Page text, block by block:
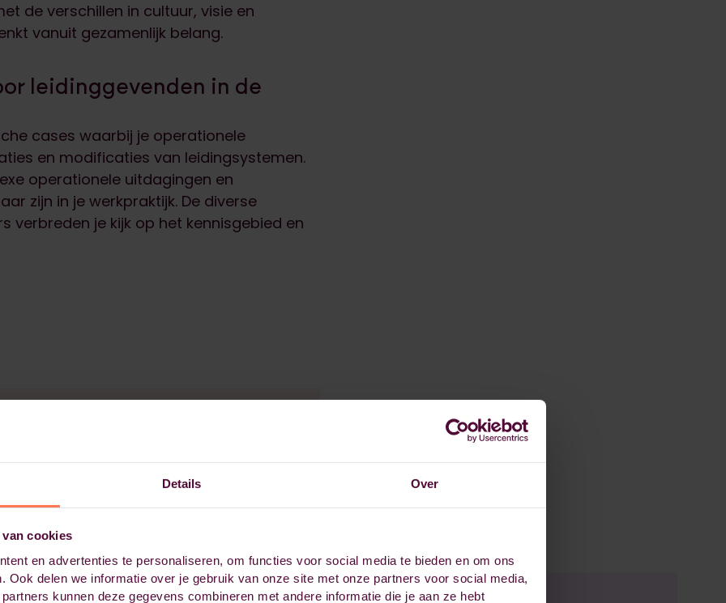
Details Over
cookies
en advertenties te personaliseren, om functies voor social media te bieden en om ons
Ook delen we informatie over je gebruik van onze site met onze partners voor social media,
kunnen deze gegevens combineren met andere informatie die je aan ze hebt
de verschillen in cultuur, visie en
vanuit gezamenlijk belang.
leidinggevenden in de
cases waarbij je operationele
en modificaties van leidingsystemen.
operationele uitdagingen en
zijn in je werkpraktijk. De diverse
verbreden je kijk op het kennisgebied en
Doelgroep